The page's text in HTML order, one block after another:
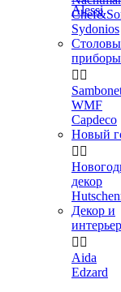
Alessi
Sydonios
приборы
 
WMF
Capdeco
Новый
 
декор
Декор и
интерьер
 
Aida
Edzard